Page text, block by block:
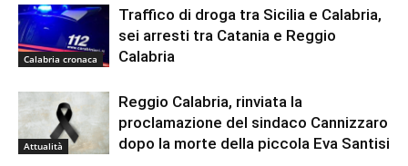
Calabria cronaca
Traffico di droga tra Sicilia e Calabria,
sei arresti tra Catania e Reggio
Calabria
Attualità
Reggio Calabria, rinviata la
proclamazione del sindaco Cannizzaro
dopo la morte della piccola Eva Santisi